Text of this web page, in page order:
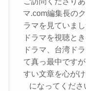
マ.com編集長の
ラマを見ていま
ドラマを視聴と
ドラマ、台湾ド
て真っ最中です
すい文章を心が
になってくださ